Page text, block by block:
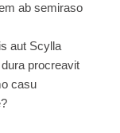
ab semiraso
aut Scylla
procreavit
casu